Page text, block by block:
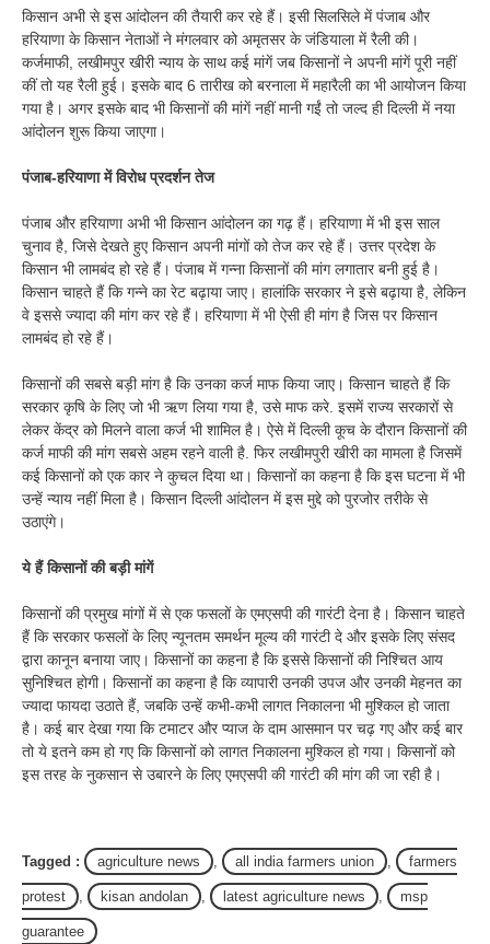
किसान अभी से इस आंदोलन की तैयारी कर रहे हैं। इसी सिलसिले में पंजाब और
हरियाणा के किसान नेताओं ने मंगलवार को अमृतसर के जंडियाला में रैली की।
कर्जमाफी, लखीमपुर खीरी न्याय के साथ कई मांगें जब किसानों ने अपनी मांगें पूरी नहीं
कीं तो यह रैली हुई। इसके बाद 6 तारीख को बरनाला में महारैली का भी आयोजन किया
गया है। अगर इसके बाद भी किसानों की मांगें नहीं मानी गईं तो जल्द ही दिल्ली में नया
आंदोलन शुरू किया जाएगा।
पंजाब-हरियाणा में विरोध प्रदर्शन तेज
पंजाब और हरियाणा अभी भी किसान आंदोलन का गढ़ हैं। हरियाणा में भी इस साल
चुनाव है, जिसे देखते हुए किसान अपनी मांगों को तेज कर रहे हैं। उत्तर प्रदेश के
किसान भी लामबंद हो रहे हैं। पंजाब में गन्ना किसानों की मांग लगातार बनी हुई है।
किसान चाहते हैं कि गन्ने का रेट बढ़ाया जाए। हालांकि सरकार ने इसे बढ़ाया है, लेकिन
वे इससे ज्यादा की मांग कर रहे हैं। हरियाणा में भी ऐसी ही मांग है जिस पर किसान
लामबंद हो रहे हैं।
किसानों की सबसे बड़ी मांग है कि उनका कर्ज माफ किया जाए। किसान चाहते हैं कि
सरकार कृषि के लिए जो भी ऋण लिया गया है, उसे माफ करे. इसमें राज्य सरकारों से
लेकर केंद्र को मिलने वाला कर्ज भी शामिल है। ऐसे में दिल्ली कूच के दौरान किसानों की
कर्ज माफी की मांग सबसे अहम रहने वाली है. फिर लखीमपुरी खीरी का मामला है जिसमें
कई किसानों को एक कार ने कुचल दिया था। किसानों का कहना है कि इस घटना में भी
उन्हें न्याय नहीं मिला है। किसान दिल्ली आंदोलन में इस मुद्दे को पुरजोर तरीके से
उठाएंगे।
ये हैं किसानों की बड़ी मांगें
किसानों की प्रमुख मांगों में से एक फसलों के एमएसपी की गारंटी देना है। किसान चाहते
हैं कि सरकार फसलों के लिए न्यूनतम समर्थन मूल्य की गारंटी दे और इसके लिए संसद
द्वारा कानून बनाया जाए। किसानों का कहना है कि इससे किसानों की निश्चित आय
सुनिश्चित होगी। किसानों का कहना है कि व्यापारी उनकी उपज और उनकी मेहनत का
ज्यादा फायदा उठाते हैं, जबकि उन्हें कभी-कभी लागत निकालना भी मुश्किल हो जाता
है। कई बार देखा गया कि टमाटर और प्याज के दाम आसमान पर चढ़ गए और कई बार
तो ये इतने कम हो गए कि किसानों को लागत निकालना मुश्किल हो गया। किसानों को
इस तरह के नुकसान से उबारने के लिए एमएसपी की गारंटी की मांग की जा रही है।
Tagged : agriculture news all india farmers union farmers
protest kisan andolan latest agriculture news msp
guarantee